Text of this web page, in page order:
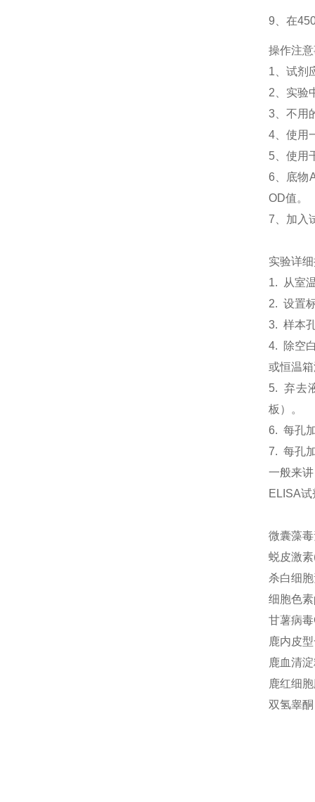
9、在
操作注
1、试剂
2、实验
3、不用
4、使用
5、使用
6、底物
OD值。
7、加入
实验详
1. 从室
2. 设置
3. 样本
4. 除空
或恒温
5. 弃去
板）。
6. 每孔
7. 每孔
一般来
ELISA
微囊藻
蜕皮激
杀白细
细胞色
甘薯病
鹿内皮
鹿血清
鹿红细
双氢睾